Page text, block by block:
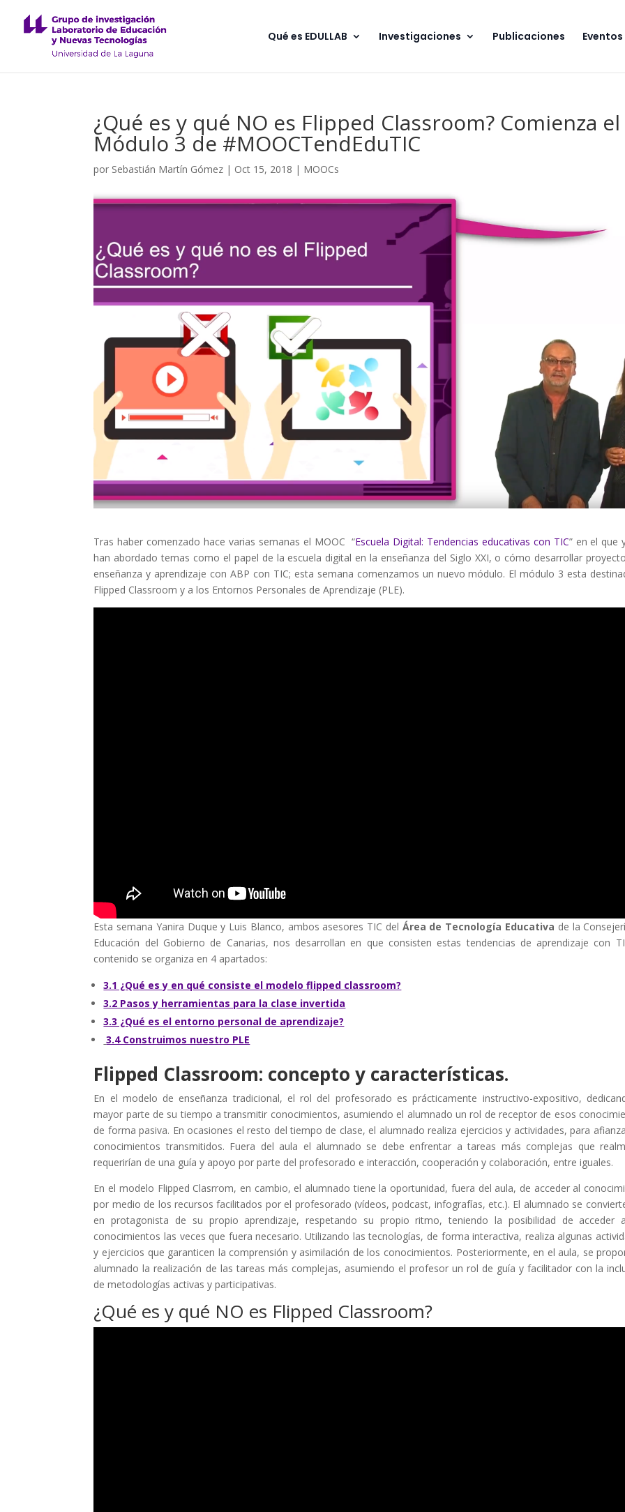
Qué es EDULLAB Investigaciones Publicaciones Eventos
¿Qué es y qué NO es Flipped Classroom? Comienza el
Módulo 3 de #MOOCTendEduTIC
por Sebastián Martín Gómez | Oct 15, 2018 | MOOCs
Tras haber comenzado hace varias semanas el MOOC “Escuela Digital: Tendencias educativas con TIC” en el que
han abordado temas como el papel de la escuela digital en la enseñanza del Siglo XXI, o cómo desarrollar
enseñanza y aprendizaje con ABP con TIC; esta semana comenzamos un nuevo módulo. El módulo 3 esta
Flipped Classroom y a los Entornos Personales de Aprendizaje (PLE).
Esta semana Yanira Duque y Luis Blanco, ambos asesores TIC del Área de Tecnología Educativa de la
Educación del Gobierno de Canarias, nos desarrollan en que consisten estas tendencias de aprendizaje con
contenido se organiza en 4 apartados:
3.1 ¿Qué es y en qué consiste el modelo flipped classroom?
3.2 Pasos y herramientas para la clase invertida
3.3 ¿Qué es el entorno personal de aprendizaje?
3.4 Construimos nuestro PLE
Flipped Classroom: concepto y características.
En el modelo de enseñanza tradicional, el rol del profesorado es prácticamente instructivo-expositivo,
mayor parte de su tiempo a transmitir conocimientos, asumiendo el alumnado un rol de receptor de esos
de forma pasiva. En ocasiones el resto del tiempo de clase, el alumnado realiza ejercicios y actividades, para
conocimientos transmitidos. Fuera del aula el alumnado se debe enfrentar a tareas más complejas que
requerirían de una guía y apoyo por parte del profesorado e interacción, cooperación y colaboración, entre iguales.
En el modelo Flipped Clasrrom, en cambio, el alumnado tiene la oportunidad, fuera del aula, de acceder al
por medio de los recursos facilitados por el profesorado (vídeos, podcast, infografías, etc.). El alumnado se
en protagonista de su propio aprendizaje, respetando su propio ritmo, teniendo la posibilidad de acceder
conocimientos las veces que fuera necesario. Utilizando las tecnologías, de forma interactiva, realiza algunas
y ejercicios que garanticen la comprensión y asimilación de los conocimientos. Posteriormente, en el aula, se
alumnado la realización de las tareas más complejas, asumiendo el profesor un rol de guía y facilitador con la
de metodologías activas y participativas.
¿Qué es y qué NO es Flipped Classroom?